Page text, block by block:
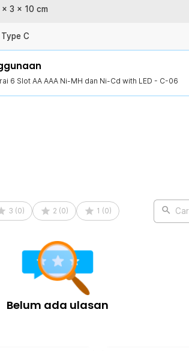
Slot AA AAA Ni-MH dan Ni-Cd with LED - C-06
x 3 x 10 cm
Type C
6 Slot AA AAA Ni-MH dan Ni-Cd with LED - C-06
3 (0) 2 (0) 1 (0)
Belum ada ulasan